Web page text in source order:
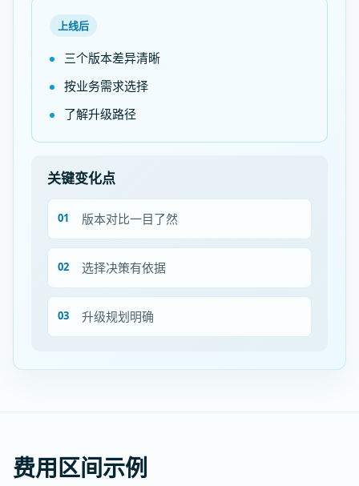
上线后
三个版本差异清晰
按业务需求选择
了解升级路径
关键变化点
版本对比一目了然
选择决策有依据
升级规划明确
费用区间示例